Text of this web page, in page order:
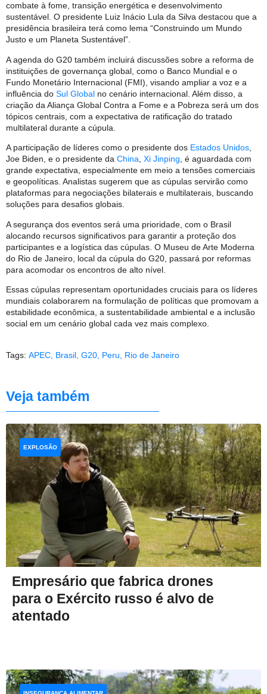
combate à fome, transição energética e desenvolvimento
sustentável. O presidente Luiz Inácio Lula da Silva destacou que a
presidência brasileira terá como lema “Construindo um Mundo
Justo e um Planeta Sustentável”.
A agenda do G20 também incluirá discussões sobre a reforma de
instituições de governança global, como o Banco Mundial e o
Fundo Monetário Internacional (FMI), visando ampliar a voz e a
influência do Sul Global no cenário internacional. Além disso, a
criação da Aliança Global Contra a Fome e a Pobreza será um dos
tópicos centrais, com a expectativa de ratificação do tratado
multilateral durante a cúpula.
A participação de líderes como o presidente dos Estados Unidos
Joe Biden, e o presidente da China Xi Jinping , é aguardada com
grande expectativa, especialmente em meio a tensões comerciais
e geopolíticas. Analistas sugerem que as cúpulas servirão como
plataformas para negociações bilaterais e multilaterais, buscando
soluções para desafios globais.
A segurança dos eventos será uma prioridade, com o Brasil
alocando recursos significativos para garantir a proteção dos
participantes e a logística das cúpulas. O Museu de Arte Moderna
do Rio de Janeiro, local da cúpula do G20, passará por reformas
para acomodar os encontros de alto nível.
Essas cúpulas representam oportunidades cruciais para os líderes
mundiais colaborarem na formulação de políticas que promovam a
estabilidade econômica, a sustentabilidade ambiental e a inclusão
social em um cenário global cada vez mais complexo.
Tags: APEC, Brasil, G20, Peru, Rio de Janeiro
Veja também
Empresário que fabrica drones
para o Exército russo é alvo de
atentado
EXPLOSÃO